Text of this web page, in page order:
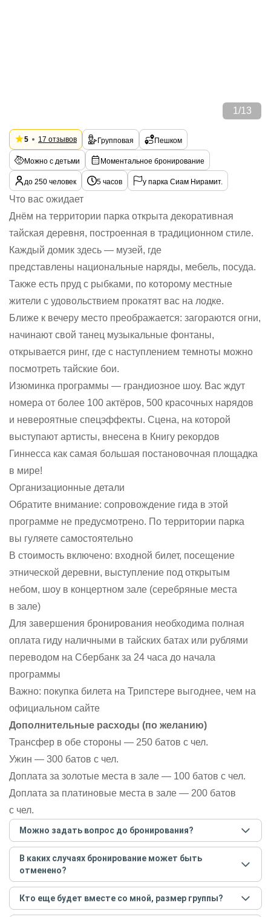
1 /13
5 17 отзывов Групповая Пешком
Можно с детьми Моментальное бронирование
до 250 человек 5 часов у парка Сиам Нирамит.
Что вас ожидает
Днём на территории парка открыта декоративная
тайская деревня, построенная в традиционном стиле.
Каждый домик здесь — музей, где
представлены национальные наряды, мебель, посуда.
Также есть пруд с рыбками, по которому местные
жители с удовольствием прокатят вас на лодке.
Ближе к вечеру место преображается: загораются огни,
начинают свой танец музыкальные фонтаны,
открывается ринг, где с наступлением темноты можно
посмотреть тайские бои.
Изюминка программы — грандиозное шоу. Вас ждут
номера от более 100 актёров, 500 красочных нарядов
и невероятные спецэффекты. Сцена, на которой
выступают артисты, внесена в Книгу рекордов
Гиннесса как самая большая постановочная площадка
в мире!
Организационные детали
Обратите внимание: сопровождение гида в этой
программе не предусмотрено. По территории парка
вы гуляете самостоятельно
В стоимость включено: входной билет, посещение
этнической деревни, выступление под открытым
небом, шоу в концертном зале (серебряные места
в зале)
Для завершения бронирования необходима полная
оплата гиду наличными в тайских батах или рублями
переводом на Сбербанк за 24 часа до начала
программы
Важно: покупка билета на Трипстере выгоднее, чем на
официальном сайте
Дополнительные расходы (по желанию)
Трансфер в обе стороны — 250 батов с чел.
Ужин — 300 батов с чел.
Доплата за золотые места в зале — 100 батов с чел.
Доплата за платиновые места в зале — 200 батов
с чел.
Можно задать вопрос до бронирования?
Достаточно перейти по ссылке «Задать вопрос» и
написать гиду. Платить при этом не нужно. Сначала
согласуйте с гидом интересующие вас вопросы и после
этого бронируйте экскурсию.Задать вопрос.
В каких случаях бронирование может быть
отменено?
Только в случае неблагоприятных погодных условий,
например, если экскурсия на кораблике, а по прогнозу
погоды аномально-сильный ветер. При этом гид
Кто еще будет вместе со мной, размер группы?